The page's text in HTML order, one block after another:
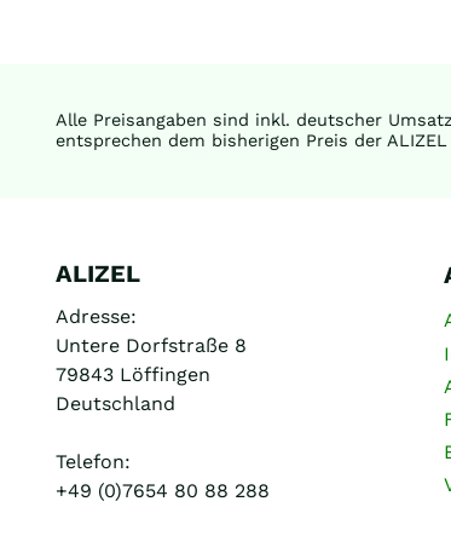
Alle Preisangaben sind inkl. deutscher
entsprechen dem bisherigen Preis der
ALIZEL
Adresse:
Untere Dorfstraße 8
79843 Löffingen
Deutschland
Telefon:
+49 (0)7654 80 88 288